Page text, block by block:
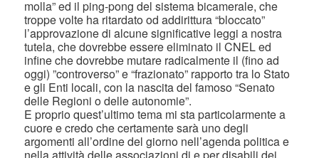
molla” ed il ping-pong del sistema bicamerale, che
troppe volte ha ritardato od addirittura “bloccato”
l’approvazione di alcune significative leggi a nostra
tutela, che dovrebbe essere eliminato il CNEL ed
infine che dovrebbe mutare radicalmente il (fino ad
oggi) ”controverso” e “frazionato” rapporto tra lo Stato
e gli Enti locali, con la nascita del famoso “Senato
delle Regioni o delle autonomie”.
E proprio quest’ultimo tema mi sta particolarmente a
cuore e credo che certamente sarà uno degli
argomenti all’ordine del giorno nell’agenda politica e